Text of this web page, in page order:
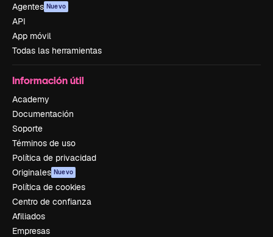
Agentes Nuevo
API
App móvil
Todas las herramientas
Información útil
Academy
Documentación
Soporte
Términos de uso
Política de privacidad
Originales Nuevo
Política de cookies
Centro de confianza
Afiliados
Empresas